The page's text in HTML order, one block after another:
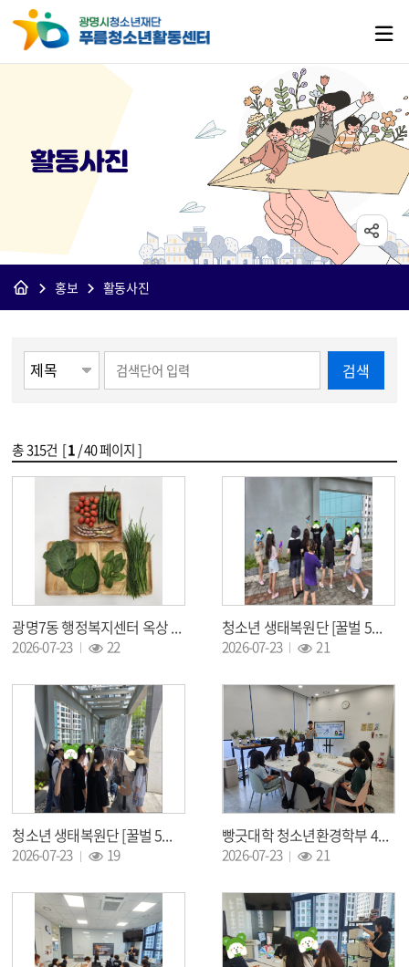
활동사진
홍보 활동사진
검색
총315건 [1/ 40 페이지 ]
광명7동 행정복지센터 옥상 정원 7월 근황
2026-07-23 22
청소년 생태복원단 [꿀벌 5기] 7월 활동
2026-07-23 21
청소년 생태복원단 [꿀벌 5기] 6월 활동
2026-07-23 19
빵긋대학 청소년환경학부 4회기 '첫번째 전공수업'
2026-07-23 21